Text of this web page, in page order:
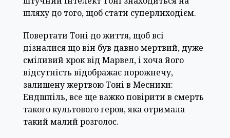
шляху до того, щоб стати суперлиходієм.
Повертати Тоні до життя, щоб всі
дізналися що він був давно мертвий, дуже
сміливий крок від Марвел, і хоча його
відсутність відображає порожнечу,
залишену жертвою Тоні в Месники:
Ендшпіль, все ще важко повірити в смерть
такого культового героя, яка отримала
такий малий розголос.